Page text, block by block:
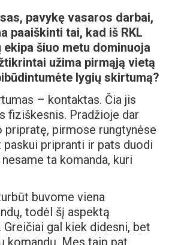
pavykę vasaros darbai,
paaiškinti tai, kad iš RKL
ekipa šiuo metu dominuoja
užima pirmąją vietą
lygių skirtumą?
– kontaktas. Čia jis
fiziškesnis. Pradžioje dar
pripratę, pirmose rungtynėse
paskui pripranti ir pats duodi
ta komanda, kuri
buvome viena
todėl šį aspektą
gal kiek didesni, bet